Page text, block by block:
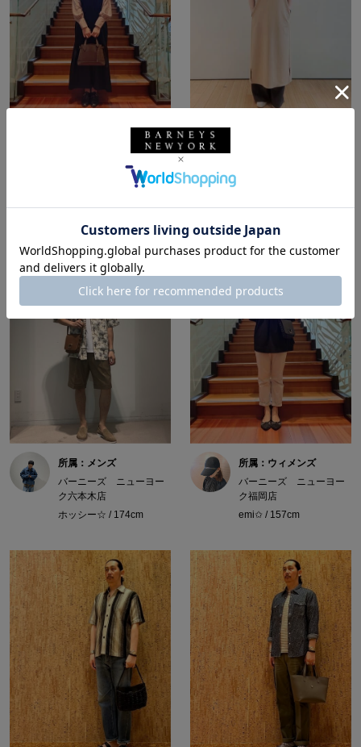
所属：メンズ
バーニーズ ニューヨー
ク六本木店
ホッシー☆ / 174cm
所属：ウィメンズ
バーニーズ ニューヨー
ク福岡店
emi✩ / 157cm